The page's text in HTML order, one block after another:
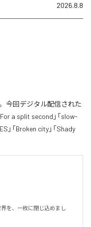
2026.8.8
今回デジタル配信された
For a split second」「slow-
」「Broken city」「Shady
を、一枚に閉じ込めまし